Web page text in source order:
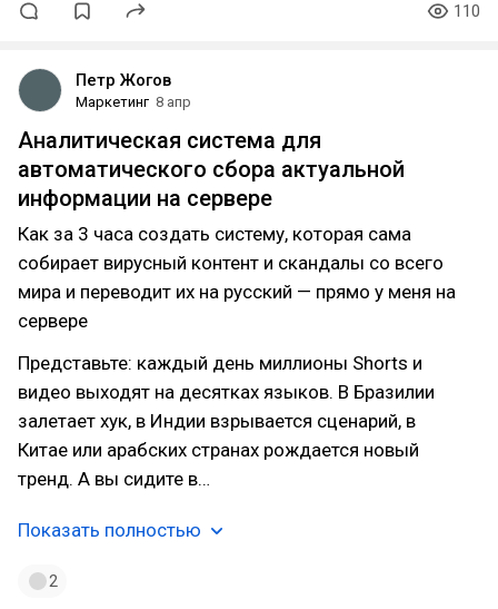
110
Петр Жогов
Маркетинг 8 апр
Аналитическая система для
автоматического сбора актуальной
информации на сервере
Как за 3 часа создать систему, которая сама
собирает вирусный контент и скандалы со всего
мира и переводит их на русский — прямо у меня на
сервере
Представьте: каждый день миллионы Shorts и
видео выходят на десятках языков. В Бразилии
залетает хук, в Индии взрывается сценарий, в
Китае или арабских странах рождается новый
тренд. А вы сидите в…
Показать полностью
2